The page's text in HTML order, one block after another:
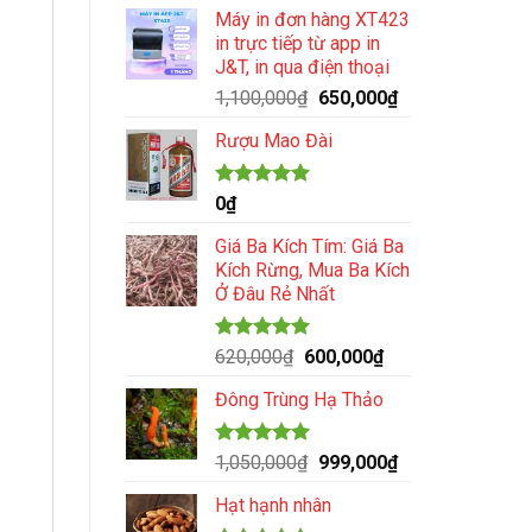
5 sao
là:
300,000₫.
tại
260,000₫.
Máy in đơn hàng XT423
in trực tiếp từ app in
J&T, in qua điện thoại
1,100,000₫ Giá
là:
650,000₫Giá
Rượu Mao Đài
Được xếp
hạng
5 sao
0₫
Giá Ba Kích Tím: Giá Ba
Kích Rừng, Mua Ba Kích
Ở Đâu Rẻ Nhất
Được xếp
5.00
5 sao
620,000₫ Giá
là:
620,000₫.
600,000₫Giá
tại
600,000₫.
Đông Trùng Hạ Thảo
Được xếp
5 sao
1,050,000₫ Giá
là:
999,000₫Giá
Hạt hạnh nhân